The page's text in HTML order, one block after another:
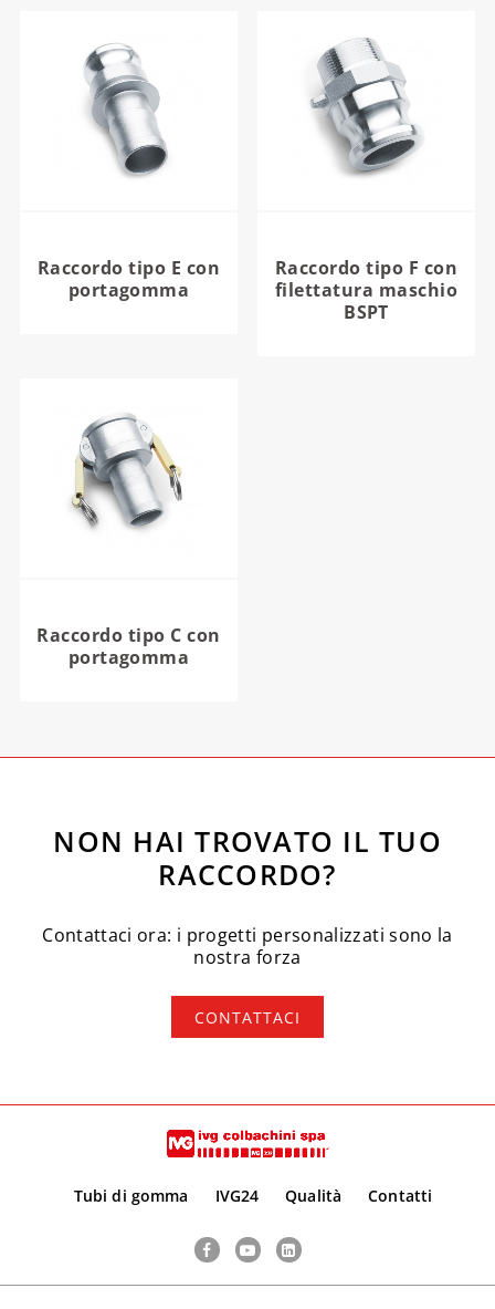
Raccordo tipo E con
portagomma
Raccordo tipo F con
filettatura maschio
BSPT
Raccordo tipo C con
portagomma
NON HAI TROVATO IL TUO
RACCORDO?
Contattaci ora: i progetti personalizzati sono la
nostra forza
CONTATTACI
Tubi di gomma IVG24 Qualità Contatti
FacebookYouTubeLinkedIn